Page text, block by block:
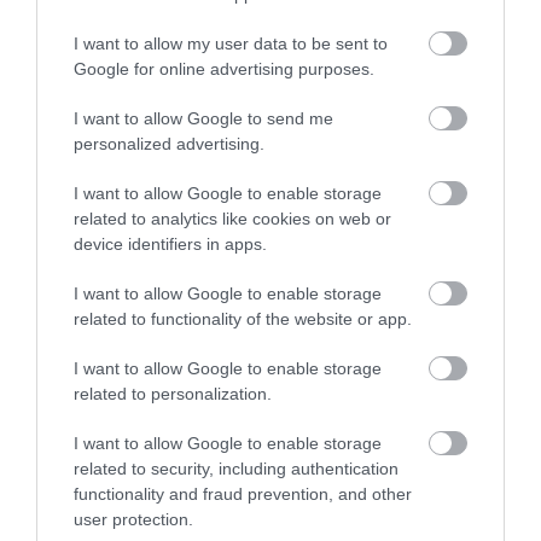
I want to allow my user data to be sent to
Google for online advertising purposes.
I want to allow Google to send me
personalized advertising.
I want to allow Google to enable storage
related to analytics like cookies on web or
device identifiers in apps.
I want to allow Google to enable storage
related to functionality of the website or app.
I want to allow Google to enable storage
related to personalization.
I want to allow Google to enable storage
related to security, including authentication
functionality and fraud prevention, and other
user protection.
Jelentés
Kocsis Bea
2019. Január 5.
Én szeretem,hangulatos,lehet
parkolni előtte,finom a
kaja,nem nagy adagok,de
ízletes. Különleges a
választék,sokféle pia is
olcsó,de kibírható.
alexandra freundlich
This is not a good restaurant :
fries are tasteless, servers are
a bunch of inefficient